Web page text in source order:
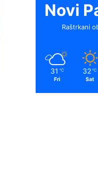
Novi
Raštrkani
31 ℃
Fri
32 ℃
Sat